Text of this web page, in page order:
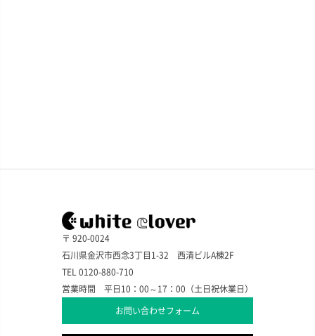
〒 920-0024
石川県金沢市西念3丁目1-32 西清ビルA棟2F
TEL 0120-880-710
営業時間 平日10：00～17：00（土日祝休業日）
お問い合わせフォーム